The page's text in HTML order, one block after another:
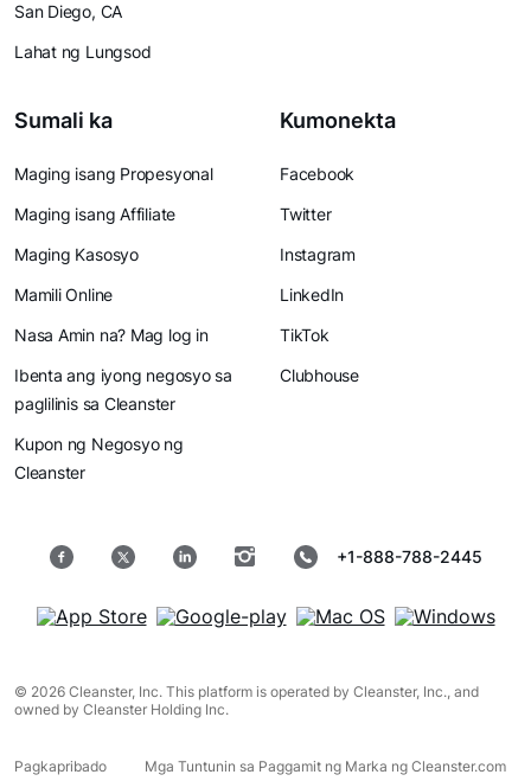
San Diego, CA
Lahat ng Lungsod
Sumali ka
Maging isang Propesyonal
Maging isang Affiliate
Maging Kasosyo
Mamili Online
Nasa Amin na? Mag log in
Ibenta ang iyong negosyo sa
paglilinis sa Cleanster
Kupon ng Negosyo ng
Cleanster
Kumonekta
Facebook
Twitter
Instagram
LinkedIn
TikTok
Clubhouse
+1-888-788-2445
© 2026 Cleanster, Inc. This platform is operated by Cleanster, Inc., and
owned by Cleanster Holding Inc.
Pagkapribado Mga Tuntunin sa Paggamit ng Marka ng Cleanster.com